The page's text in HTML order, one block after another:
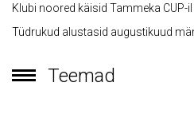
Klubi noored käisid Tammeka CUP-il
Tüdrukud alustasid augustikuud
Teemad